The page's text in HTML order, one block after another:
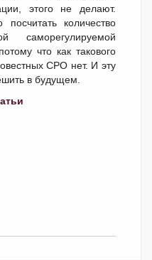
этого не делают.
количество
саморегулируемой
что как такового
СРО нет. И эту
в будущем.